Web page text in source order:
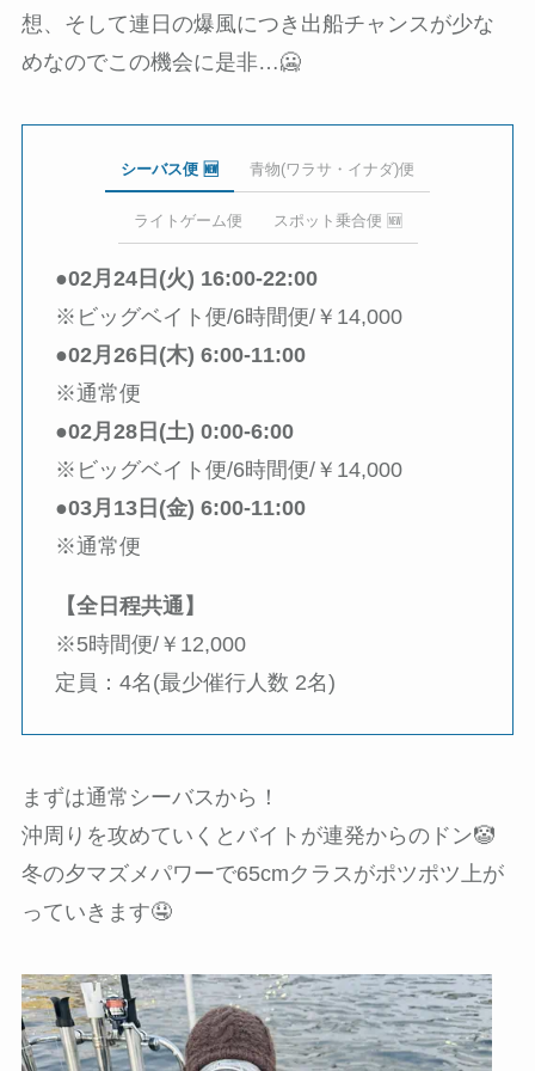
想、そして連日の爆風につき出船チャンスが少な
めなのでこの機会に是非…🥶
シーバス便 🆕 青物(ワラサ・イナダ)便
ライトゲーム便 スポット乗合便 🆕
●02月24日(火) 16:00-22:00
※ビッグベイト便/6時間便/￥14,000
●02月26日(木) 6:00-11:00
※通常便
●02月28日(土) 0:00-6:00
※ビッグベイト便/6時間便/￥14,000
●03月13日(金) 6:00-11:00
※通常便
【全日程共通】
※5時間便/￥12,000
定員：4名(最少催行人数 2名)
まずは通常シーバスから！
沖周りを攻めていくとバイトが連発からのドン🤡
冬の夕マズメパワーで65cmクラスがポツポツ上が
っていきます🤤